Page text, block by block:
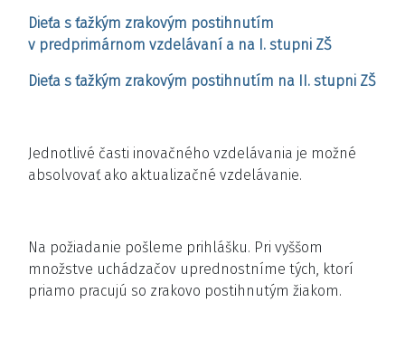
Dieťa s ťažkým zrakovým postihnutím
v predprimárnom vzdelávaní a na I. stupni ZŠ
Dieťa s ťažkým zrakovým postihnutím na II. stupni ZŠ
Jednotlivé časti inovačného vzdelávania je možné
absolvovať ako aktualizačné vzdelávanie.
Na požiadanie pošleme prihlášku. Pri vyššom
množstve uchádzačov uprednostníme tých, ktorí
priamo pracujú so zrakovo postihnutým žiakom.